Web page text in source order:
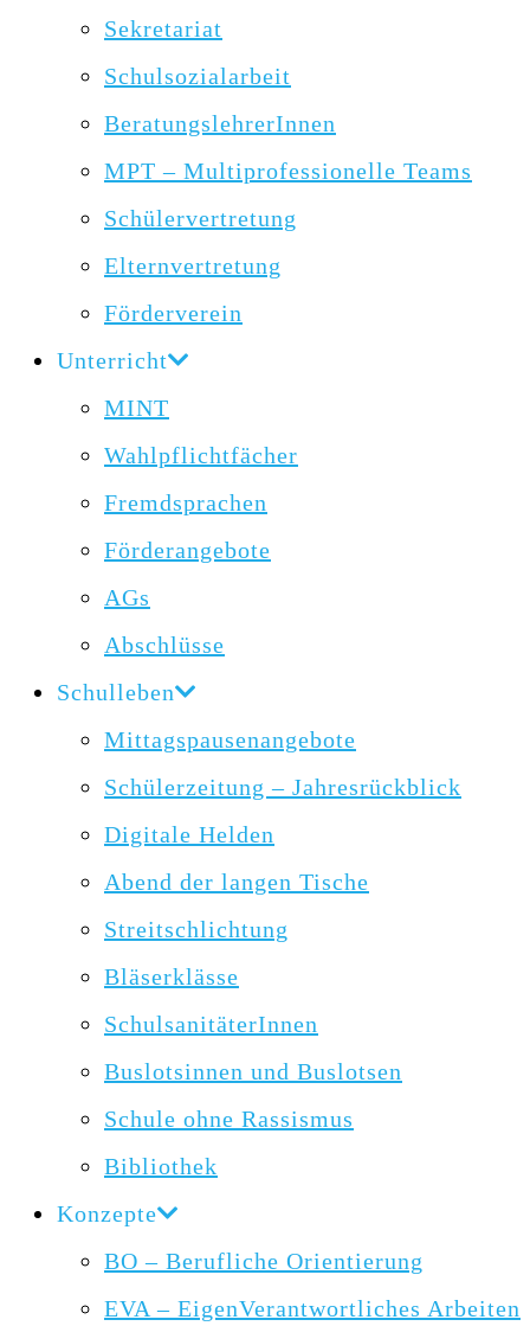
Sekretariat
Schulsozialarbeit
BeratungslehrerInnen
MPT – Multiprofessionelle Teams
Schülervertretung
Elternvertretung
Förderverein
Unterricht
MINT
Wahlpflichtfächer
Fremdsprachen
Förderangebote
AGs
Abschlüsse
Schulleben
Mittagspausenangebote
Schülerzeitung – Jahresrückblick
Digitale Helden
Abend der langen Tische
Streitschlichtung
Bläserklässe
SchulsanitäterInnen
Buslotsinnen und Buslotsen
Schule ohne Rassismus
Bibliothek
Konzepte
BO – Berufliche Orientierung
EVA – EigenVerantwortliches Arbeiten